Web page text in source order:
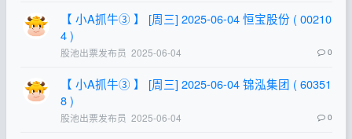
【 小A抓牛③ 】 [周三] 2025-06-04 恒宝股份 ( 00210
4 )
股池出票发布员 2025-06-04 0
【 小A抓牛③ 】 [周三] 2025-06-04 锦泓集团 ( 60351
8 )
股池出票发布员 2025-06-04 0